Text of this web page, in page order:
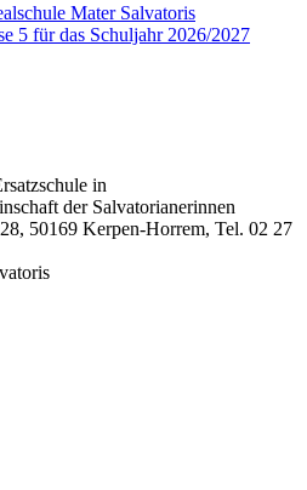
Mater Salvatoris
5 für das Schuljahr 2026/2027
in
der Salvatorianerinnen
50169 Kerpen-Horrem, Tel. 02 27